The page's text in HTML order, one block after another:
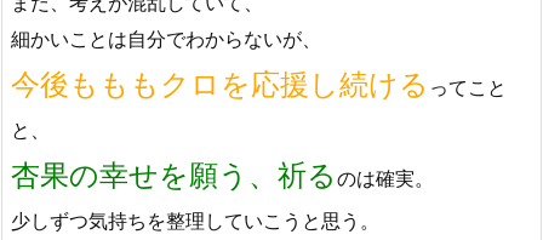
細かいことは自分でわからないが、
今後もももクロを応援し続ける ってこと
と、
杏果の幸せを願う、祈る のは確実。
少しずつ気持ちを整理していこうと思う。